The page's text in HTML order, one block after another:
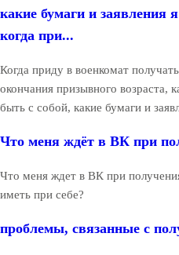
какие бумаги и заявления
когда при...
Когда приду в военкомат
окончания призывного
быть с собой, какие бумаги и
Что меня ждёт в ВК при
Что меня ждет в ВК при
иметь при себе?
проблемы, связанные с